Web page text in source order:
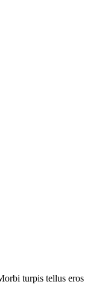
turpis tellus eros